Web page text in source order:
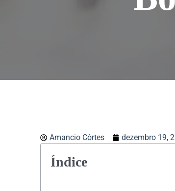
Amancio Côrtes dezembro 19,
Índice